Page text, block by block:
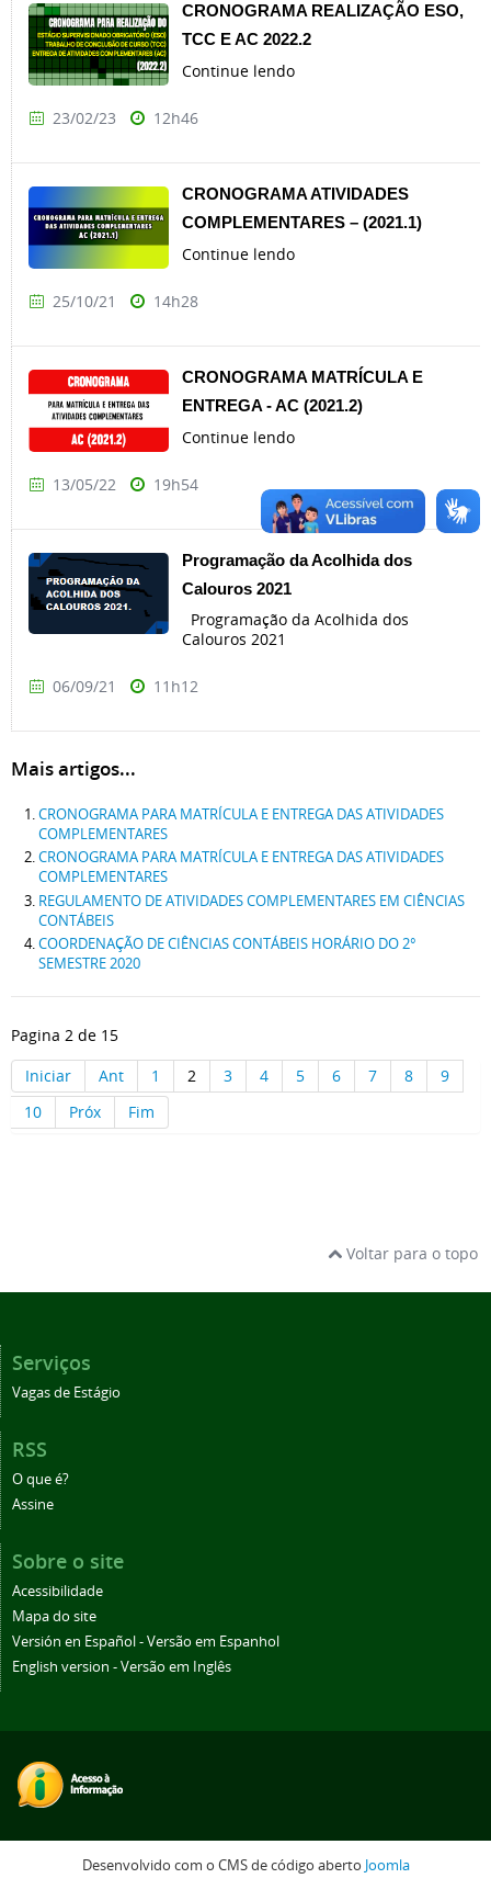
CRONOGRAMA REALIZAÇÃO ESO,
TCC E AC 2022.2
Continue lendo
23/02/23 12h46
CRONOGRAMA ATIVIDADES
COMPLEMENTARES – (2021.1)
Continue lendo
25/10/21 14h28
CRONOGRAMA MATRÍCULA E
ENTREGA - AC (2021.2)
Continue lendo
13/05/22 19h54
Programação da Acolhida dos
Calouros 2021
Programação da Acolhida dos
Calouros 2021
06/09/21 11h12
Mais artigos...
CRONOGRAMA PARA MATRÍCULA E ENTREGA DAS ATIVIDADES
COMPLEMENTARES
CRONOGRAMA PARA MATRÍCULA E ENTREGA DAS ATIVIDADES
COMPLEMENTARES
REGULAMENTO DE ATIVIDADES COMPLEMENTARES EM CIÊNCIAS
CONTÁBEIS
COORDENAÇÃO DE CIÊNCIAS CONTÁBEIS HORÁRIO DO 2°
SEMESTRE 2020
Pagina 2 de 15
Iniciar
Ant 1 2 3 4 5 6 7 8
9
10
Próx Fim
Voltar para o topo
Serviços
Vagas de Estágio
RSS
O que é?
Assine
Sobre o site
Acessibilidade
Mapa do site
Versión en Español - Versão em Espanhol
English version - Versão em Inglês
Desenvolvido com o CMS de código aberto Joomla